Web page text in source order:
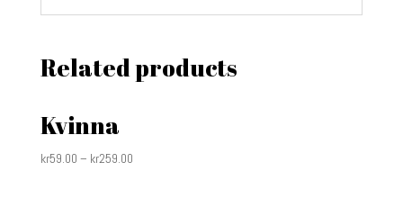
Related products
Kvinna
kr59.00 – kr259.00